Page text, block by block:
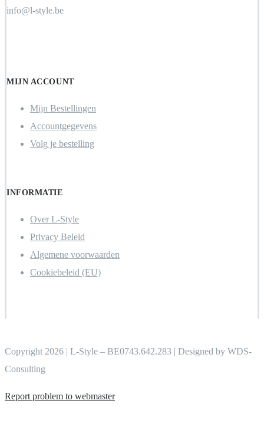
info@l-style.be
MIJN ACCOUNT
Mijn Bestellingen
Accountgegevens
Volg je bestelling
INFORMATIE
Over L-Style
Privacy Beleid
Algemene voorwaarden
Cookiebeleid (EU)
Copyright 2026 | L-Style – BE0743.642.283 | Designed by WDS-
Consulting
Report problem to webmaster